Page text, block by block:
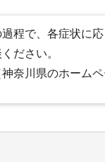
程で、各症状に
ださい。
神奈川県のホーム